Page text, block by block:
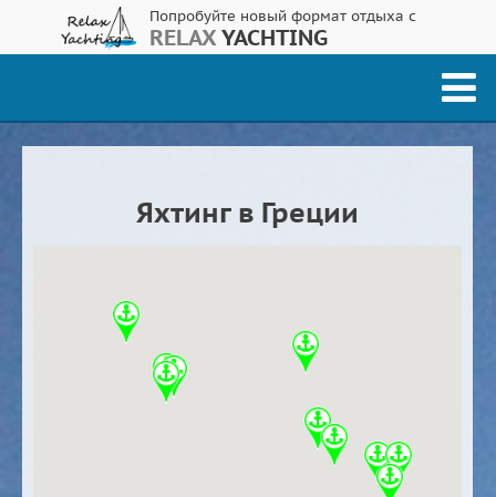
Попробуйте новый формат отдыха с
RELAXYACHTING
Яхтинг в Греции